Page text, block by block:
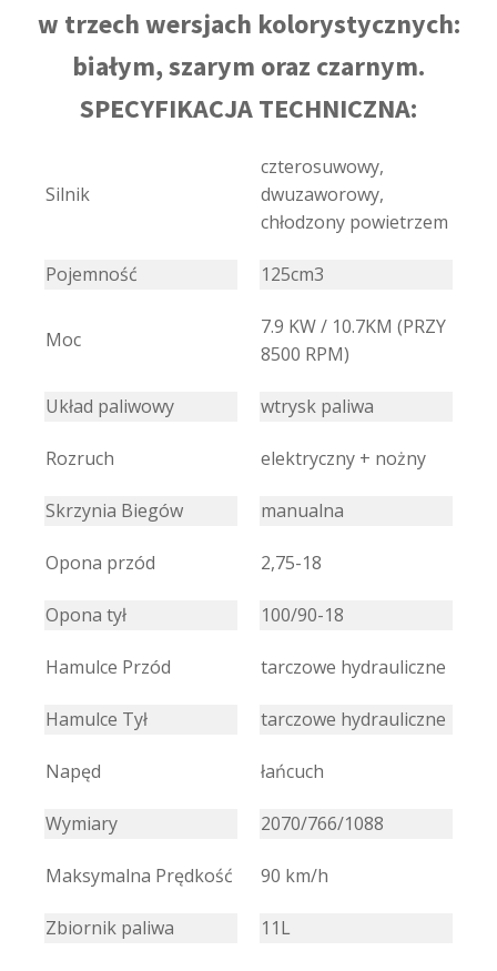
w trzech wersjach kolorystycznych:
białym, szarym oraz czarnym.
SPECYFIKACJA TECHNICZNA:
Silnik
czterosuwowy,
dwuzaworowy,
chłodzony powietrzem
Pojemność 125cm3
Moc
7.9 KW / 10.7KM (PRZY
8500 RPM)
Układ paliwowy wtrysk paliwa
Rozruch elektryczny + nożny
Skrzynia Biegów manualna
Opona przód 2,75-18
Opona tył 100/90-18
Hamulce Przód tarczowe hydrauliczne
Hamulce Tył tarczowe hydrauliczne
Napęd łańcuch
Wymiary 2070/766/1088
Maksymalna Prędkość 90 km/h
Zbiornik paliwa 11L